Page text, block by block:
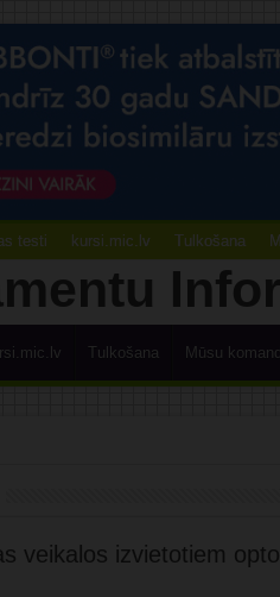
testi kursi.mic.lv Tulkošana
Tulkošana Mūsu
veikalos izvietotiem